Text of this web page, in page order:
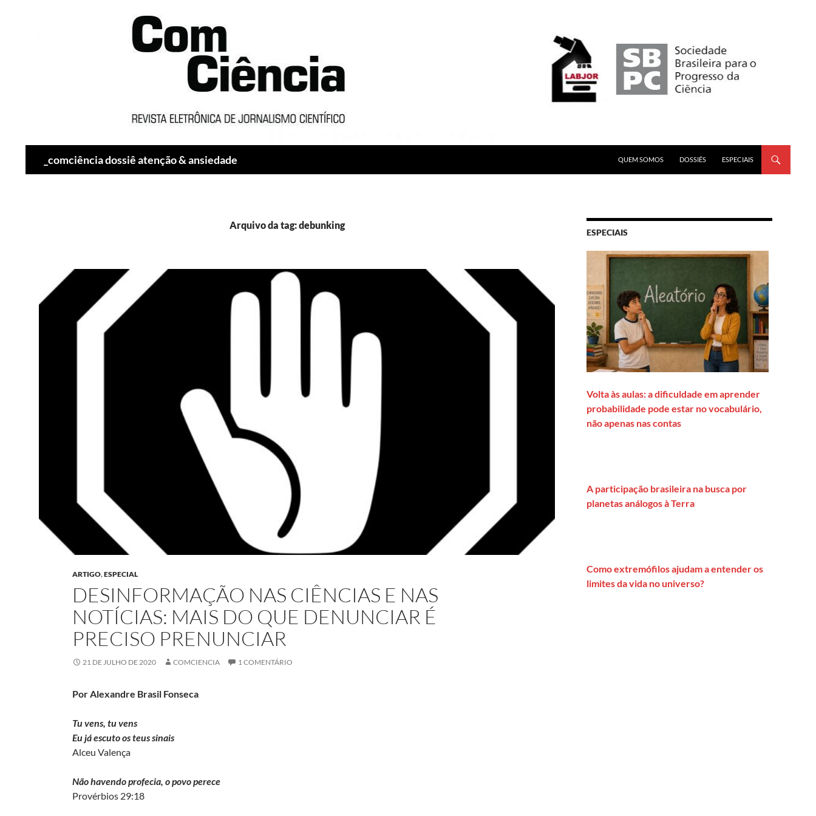
_comciência dossiê atenção & ansiedade
QUEM SOMOS
DOSSIÊS ESPECIAIS
Arquivo da tag: debunking
ARTIGO,ESPECIAL
DESINFORMAÇÃO NAS CIÊNCIAS E NAS
NOTÍCIAS: MAIS DO QUE DENUNCIAR É
PRECISO PRENUNCIAR
21 DE JULHO DE 2020 COMCIENCIA 1 COMENTÁRIO
Por Alexandre Brasil Fonseca
Tu vens, tu vens
Eu já escuto os teus sinais
Alceu Valença
Não havendo profecia, o povo perece
Provérbios 29:18
ESPECIAIS
Volta às aulas: a dificuldade em aprender
probabilidade pode estar no vocabulário,
não apenas nas contas
A participação brasileira na busca por
planetas análogos à Terra
Como extremófilos ajudam a entender os
limites da vida no universo?